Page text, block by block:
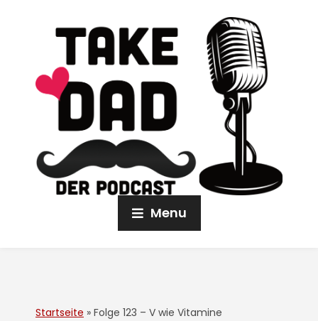
Menu
Startseite » Folge 123 – V wie Vitamine